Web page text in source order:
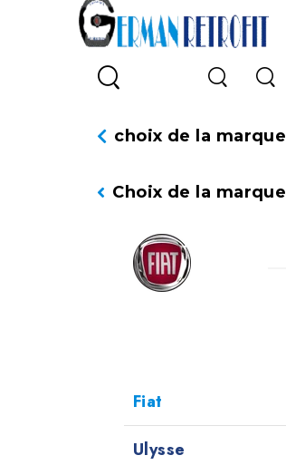
choix de la marque
Choix de la marque
Fiat
Ulysse